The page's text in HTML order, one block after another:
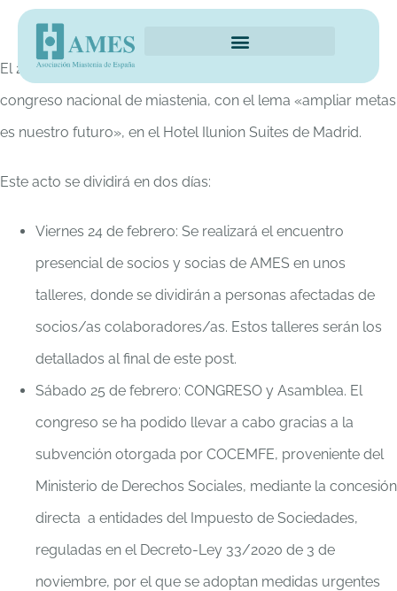
El 24 y 25 de febrero de 2023 se celebrará nuestro XVI
congreso nacional de miastenia, con el lema «ampliar metas
es nuestro futuro», en el Hotel Ilunion Suites de Madrid.
Este acto se dividirá en dos días:
Viernes 24 de febrero: Se realizará el encuentro
presencial de socios y socias de AMES en unos
talleres, donde se dividirán a personas afectadas de
socios/as colaboradores/as. Estos talleres serán los
detallados al final de este post.
Sábado 25 de febrero: CONGRESO y Asamblea. El
congreso se ha podido llevar a cabo gracias a la
subvención otorgada por COCEMFE, proveniente del
Ministerio de Derechos Sociales, mediante la concesión
directa a entidades del Impuesto de Sociedades,
reguladas en el Decreto-Ley 33/2020 de 3 de
noviembre, por el que se adoptan medidas urgentes